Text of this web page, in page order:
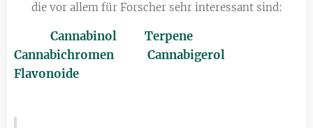
die vor allem für For­scher sehr in­te­res­sant sind:
Cannabinol Terpene
Cannabichromen Cannabigerol
Flavonoide